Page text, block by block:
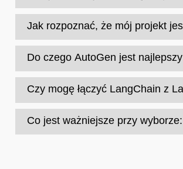
Gdy Twoje rozwiązanie ma być
(np. cofanie się do wcześniejszych
Jak rozpoznać, że mój projekt
Jeśli zadanie naturalnie dzieli się
między etapami oraz weryfikacji po
Do czego AutoGen jest
Do scenariuszy, w których kluczowa
prototypowanie zespołu agentów
Czy mogę łączyć LangChain z
Tak, częste podejście produkcyjne
workflow. AutoGen bywa dobry do
Co jest ważniejsze przy